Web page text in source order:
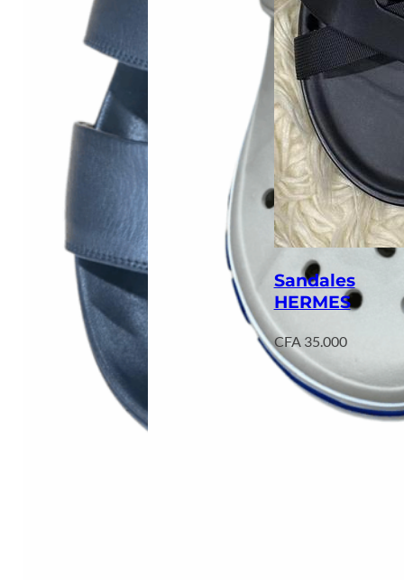
Sandales
HERMES
CFA35.000